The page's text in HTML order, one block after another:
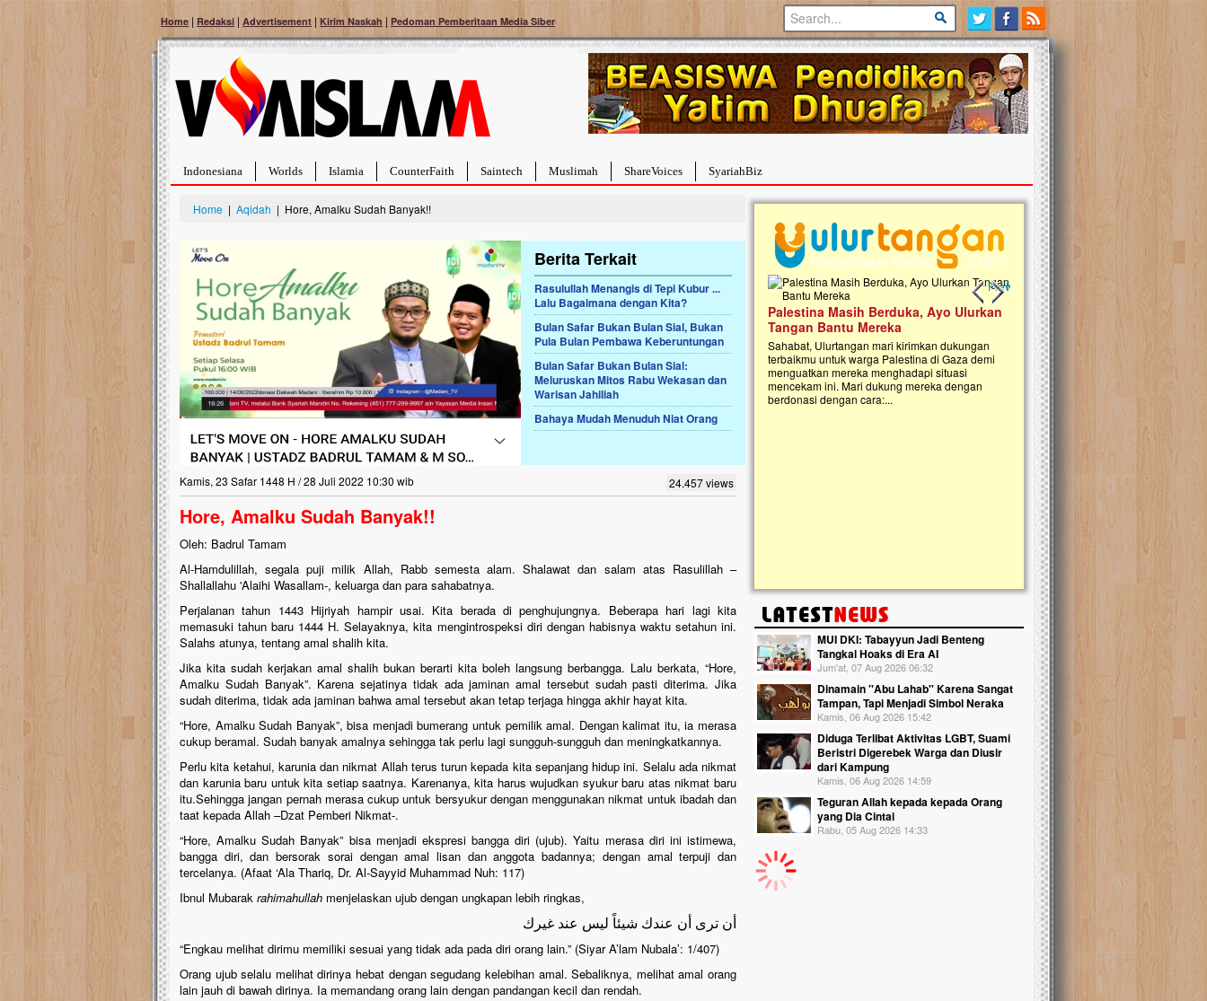
Home | Redaksi | Advertisement | Kirim Naskah | Pedoman Pemberitaan Media Siber
Indonesiana Worlds Islamia CounterFaith Saintech Muslimah ShareVoices SyariahBiz
Home | Aqidah | Hore, Amalku Sudah Banyak!!
Berita Terkait
Rasulullah Menangis di Tepi Kubur ...
Lalu Bagaimana dengan Kita?
Bulan Safar Bukan Bulan Sial, Bukan
Pula Bulan Pembawa Keberuntungan
Bulan Safar Bukan Bulan Sial:
Meluruskan Mitos Rabu Wekasan dan
Warisan Jahiliah
Bahaya Mudah Menuduh Niat Orang
Kamis, 23 Safar 1448 H / 28 Juli 2022 10:30 wib 24.457 views
Hore, Amalku Sudah Banyak!!
Oleh: Badrul Tamam
Al-Hamdulillah, segala puji milik Allah, Rabb semesta alam. Shalawat dan salam atas Rasulillah –
Shallallahu 'Alaihi Wasallam-, keluarga dan para sahabatnya.
Perjalanan tahun 1443 Hijriyah hampir usai. Kita berada di penghujungnya. Beberapa hari lagi kita
memasuki tahun baru 1444 H. Selayaknya, kita mengintrospeksi diri dengan habisnya waktu setahun ini.
Salahs atunya, tentang amal shalih kita.
Jika kita sudah kerjakan amal shalih bukan berarti kita boleh langsung berbangga. Lalu berkata, “Hore,
Amalku Sudah Banyak”. Karena sejatinya tidak ada jaminan amal tersebut sudah pasti diterima. Jika
sudah diterima, tidak ada jaminan bahwa amal tersebut akan tetap terjaga hingga akhir hayat kita.
“Hore, Amalku Sudah Banyak”, bisa menjadi bumerang untuk pemilik amal. Dengan kalimat itu, ia merasa
cukup beramal. Sudah banyak amalnya sehingga tak perlu lagi sungguh-sungguh dan meningkatkannya.
Perlu kita ketahui, karunia dan nikmat Allah terus turun kepada kita sepanjang hidup ini. Selalu ada nikmat
dan karunia baru untuk kita setiap saatnya. Karenanya, kita harus wujudkan syukur baru atas nikmat baru
itu.Sehingga jangan pernah merasa cukup untuk bersyukur dengan menggunakan nikmat untuk ibadah dan
taat kepada Allah –Dzat Pemberi Nikmat-.
“Hore, Amalku Sudah Banyak” bisa menjadi ekspresi bangga diri (ujub). Yaitu merasa diri ini istimewa,
bangga diri, dan bersorak sorai dengan amal lisan dan anggota badannya; dengan amal terpuji dan
tercelanya. (Afaat ‘Ala Thariq, Dr. Al-Sayyid Muhammad Nuh: 117)
Ibnul Mubarak rahimahullah menjelaskan ujub dengan ungkapan lebih ringkas,
أن ترى أن عندك شيئاً ليس عند غيرك
“Engkau melihat dirimu memiliki sesuai yang tidak ada pada diri orang lain.” (Siyar A’lam Nubala’: 1/407)
Orang ujub selalu melihat dirinya hebat dengan segudang kelebihan amal. Sebaliknya, melihat amal orang
lain jauh di bawah dirinya. Ia memandang orang lain dengan pandangan kecil dan rendah.
Previous slide
Next slide
Bantu Naura, Balita Hebat Sembuh Dari
Tumor Pembuluh Darah
Hidup Naura Salsabila dipenuhi dengan
rintangan yang sangat berat. Meskipun baru
berusia sepuluh bulan, bayi yang imut ini harus
menghadapi penyakit yang dahsyat, yaitu tumor
pembuluh darah berukuran...
Nasib masjid di Kampung Cilumbu ini sungguh
mengenaskan. Lima tahun mangkrak, kini nyaris
Palestina Masih Berduka, Ayo Ulurkan
Tangan Bantu Mereka
Sahabat, Ulurtangan mari kirimkan dukungan
terbaikmu untuk warga Palestina di Gaza demi
menguatkan mereka menghadapi situasi
mencekam ini. Mari dukung mereka dengan
berdonasi dengan cara:...
Open Donasi Wakaf
Rumah Qur'an & TK Islam
Najjah di Jonggol
Saat ini, Ulurtangan bersama Yayasan
Najjahtul Islam Jonggol sedang merintis
pembangunan Rumah Qur’an dan
kanak Islam Terpadu (TKIT) An Najjah
Gedung Majelis Taklim di Jonggol,...
MUI DKI: Tabayyun Jadi Benteng
Tangkal Hoaks di Era AI
Jum'at, 07 Aug 2026 06:32
Dinamain ''Abu Lahab'' Karena Sangat
Tampan, Tapi Menjadi Simbol Neraka
Kamis, 06 Aug 2026 15:42
Diduga Terlibat Aktivitas LGBT, Suami
Beristri Digerebek Warga dan Diusir
dari Kampung
Kamis, 06 Aug 2026 14:59
Teguran Allah kepada kepada Orang
yang Dia Cintai
Rabu, 05 Aug 2026 14:33